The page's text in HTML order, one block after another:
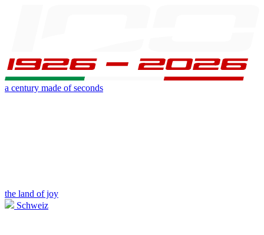
a century made of seconds
the land of joy
Schweiz